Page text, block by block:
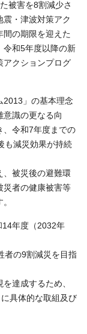
被害を8割減少さ
・津波対策アク
間の期限を迎えた
令和5年度以降の新
アクションプログ
2013」の基本理念
意識の更なる向
、令和7年度までの
も減災効果が持続
、被災後の避難環
災者の健康被害等
14年度（2032年
者の9割減災を目指
達成するため、
具体的な取組及び